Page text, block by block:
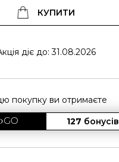
КУПИТИ
діє до: 31.08.2026
покупку ви отримаєте
127 бонусів